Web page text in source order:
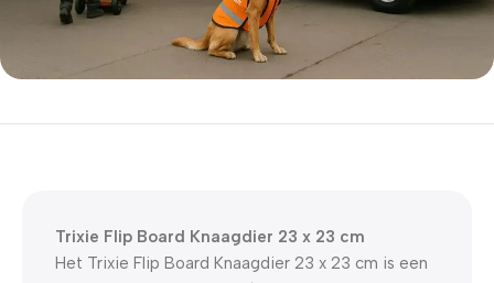
5% korting met code
Trixie Flip Board Knaagdier 23 x 23 cm
Het Trixie Flip Board Knaagdier 23 x 23 cm is een